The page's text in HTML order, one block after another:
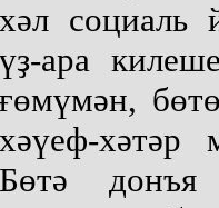
хәл социаль
үҙ-ара
ғөмүмән,
хәүеф-хәтәр
Бөтә